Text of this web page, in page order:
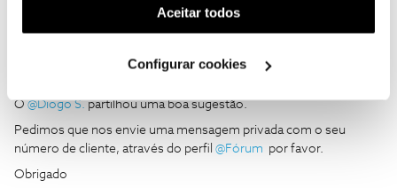
(cookies de publicidade personalizada). Pode gerir a
utilização dos cookies clicando em "Configurar
Aceitar todos
Configurar cookies
O @Diogo S. partilhou uma boa sugestão.
Pedimos que nos envie uma mensagem privada com o seu
número de cliente, através do perfil @Fórum por favor.
Obrigado